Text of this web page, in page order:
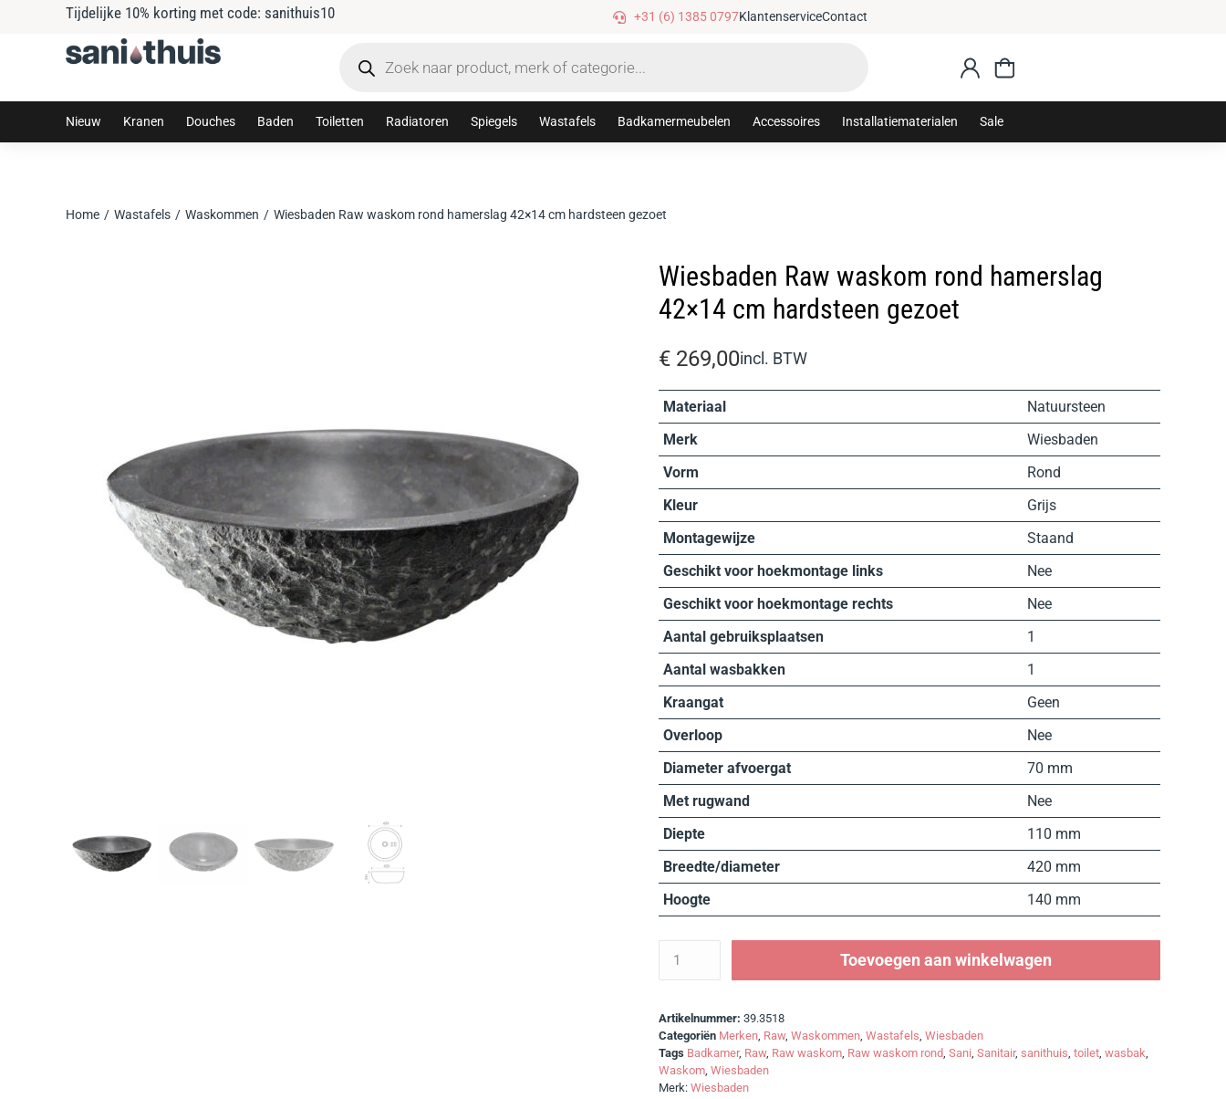
Tijdelijke 10% korting met code: sanithuis10 Gratis verzending vanaf €75,-
+31 (6) 1385 0797KlantenserviceContact
Nieuw Kranen Douches Baden Toiletten Radiatoren Spiegels Wastafels Badkamermeubelen Accessoires Installatiematerialen Sale
Je bent hier:
Home Wastafels Waskommen Wiesbaden Raw waskom rond hamerslag 42×14 cm hardsteen gezoet
Wiesbaden Raw waskom rond hamerslag
42×14 cm hardsteen gezoet
€ 269,00incl. BTW
Materiaal
Natuursteen
Merk
Wiesbaden
Vorm
Rond
Kleur
Grijs
Montagewijze
Staand
Geschikt voor hoekmontage links
Nee
Geschikt voor hoekmontage rechts
Nee
Aantal gebruiksplaatsen
1
Aantal wasbakken
1
Kraangat
Geen
Overloop
Nee
Diameter afvoergat
70 mm
Met rugwand
Nee
Diepte
110 mm
Breedte/diameter
420 mm
Hoogte
140 mm
Toevoegen aan winkelwagen
Artikelnummer: 39.3518
Categoriën Merken, Raw, Waskommen, Wastafels, Wiesbaden
Tags Badkamer, Raw, Raw waskom, Raw waskom rond, Sani, Sanitair, sanithuis, toilet, wasbak,
Waskom, Wiesbaden
Merk: Wiesbaden